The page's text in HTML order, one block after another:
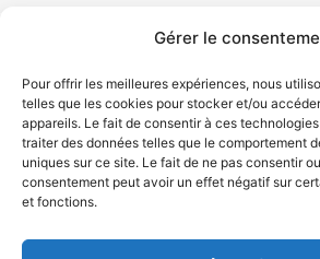
Gérer le
Pour offrir les meilleures expériences, nous
telles que les cookies pour stocker et/ou
appareils. Le fait de consentir à ces
traiter des données telles que le comportement
uniques sur ce site. Le fait de ne pas consentir
consentement peut avoir un effet négatif sur
et fonctions.
© Gouvernement du
Plan du site